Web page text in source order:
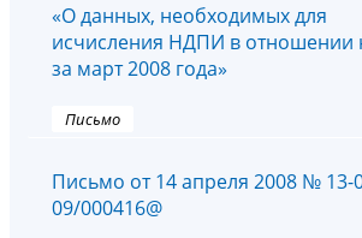
«О данных, необходимых для
исчисления НДПИ в отношении
за март 2008 года»
Письмо
Письмо от 14 апреля 2008 № 13-
09/000416@